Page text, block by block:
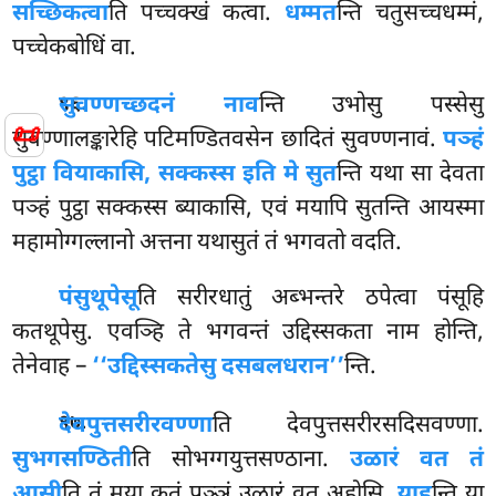
📜
सच्छिकत्वाति पच्चक्खं कत्वा. धम्मतन्ति चतुसच्चधम्मं,
पच्चेकबोधिं वा.
९६.
सुवण्णच्छदनं नावन्ति उभोसु पस्सेसु
सुवण्णालङ्कारेहि पटिमण्डितवसेन छादितं सुवण्णनावं. पञ्हं
पुट्ठा वियाकासि, सक्कस्स इति मे सुतन्ति यथा सा देवता
पञ्हं पुट्ठा सक्कस्स ब्याकासि, एवं मयापि सुतन्ति आयस्मा
महामोग्गल्लानो अत्तना यथासुतं तं भगवतो वदति.
पंसुथूपेसूति सरीरधातुं अब्भन्तरे ठपेत्वा पंसूहि
कतथूपेसु. एवञ्हि ते भगवन्तं उद्दिस्सकता नाम होन्ति,
तेनेवाह – ‘‘उद्दिस्सकतेसु दसबलधरान’’न्ति.
९७.
देवपुत्तसरीरवण्णाति देवपुत्तसरीरसदिसवण्णा.
सुभगसण्ठितीति सोभग्गयुत्तसण्ठाना. उळारं वत तं